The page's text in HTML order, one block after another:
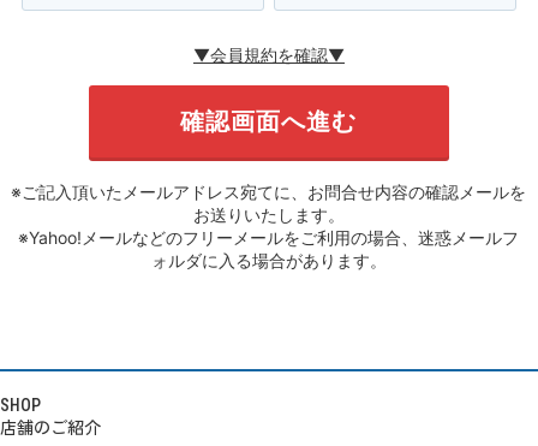
▼会員規約を確認▼
※ご記入頂いたメールアドレス宛てに、お問合せ内容の確認メールを
お送りいたします。
※Yahoo!メールなどのフリーメールをご利用の場合、迷惑メールフ
ォルダに入る場合があります。
SHOP
店舗のご紹介